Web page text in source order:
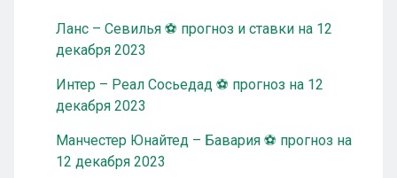
Ланс – Севилья ⚽ прогноз и ставки на 12
декабря 2023
Интер – Реал Сосьедад ⚽ прогноз на 12
декабря 2023
Манчестер Юнайтед – Бавария ⚽ прогноз на
12 декабря 2023